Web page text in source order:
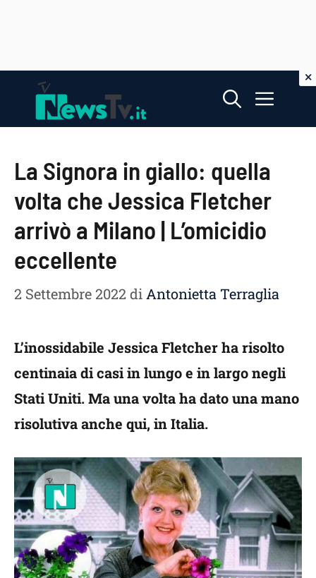
contenuto
Menu
La Signora in giallo: quella
volta che Jessica Fletcher
arrivò a Milano | L’omicidio
eccellente
2 Settembre 2022di Antonietta Terraglia
L’inossidabile Jessica Fletcher ha risolto
centinaia di casi in lungo e in largo negli
Stati Uniti. Ma una volta ha dato una mano
risolutiva anche qui, in Italia.